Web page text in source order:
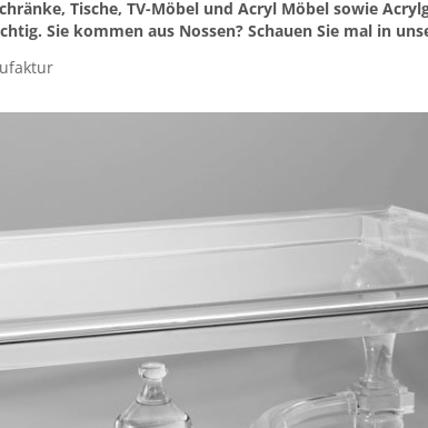
Tische, TV-Möbel und Acryl Möbel sowie
Sie kommen aus Nossen? Schauen Sie mal in